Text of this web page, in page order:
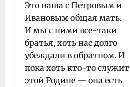
Это наша с Петровым и
Ивановым общая мать.
И мы с ними все-таки
братья, хоть нас долго
убеждали в обратном. И
пока хоть кто-то служит
этой Родине — она есть